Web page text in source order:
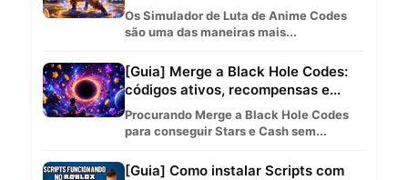
Os Simulador de Luta de Anime Codes
são uma das maneiras mais...
[Guia] Merge a Black Hole Codes:
códigos ativos, recompensas e...
Procurando Merge a Black Hole Codes
para conseguir Stars e Cash sem...
[Guia] Como instalar Scripts com